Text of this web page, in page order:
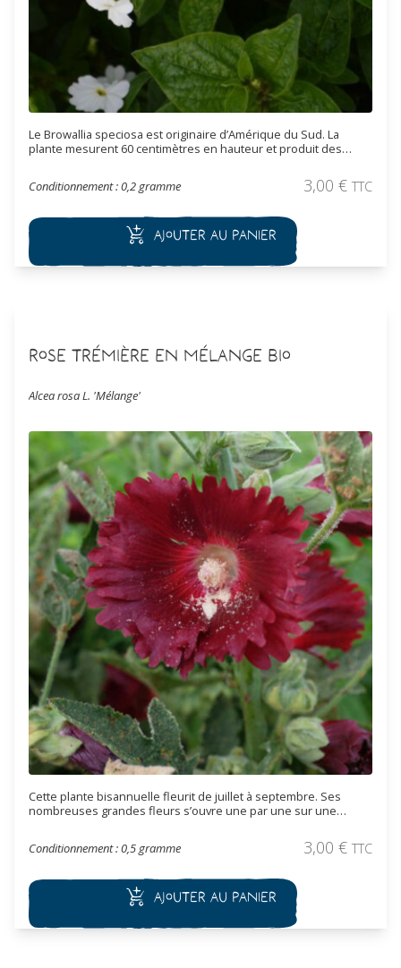
Le Browallia speciosa est originaire d’Amérique du Sud. La
plante mesurent 60 centimètres en hauteur et produit des
se cultiver en extérieur ou en pot en tant que plante d’intérieur.
Conditionnement : 0,2 gramme 3,00 € TTC
Ajouter au panier
Rose Trémière en mélange Bio
Alcea rosa L. 'Mélange'
Cette plante bisannuelle fleurit de juillet à septembre. Ses
nombreuses grandes fleurs s’ouvre une par une sur une
Conditionnement : 0,5 gramme
3,00 € TTC
Ajouter au panier